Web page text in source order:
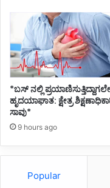
*ಬಸ್ ನಲ್ಲಿ ಪ್ರಯಾಣಿಸುತ್ತಿದ್ದಾಗಲೇ
ಹೃದಯಾಘಾತ: ಕ್ಷೇತ್ರ
ಸಾವು*
9 hours ago
Popular